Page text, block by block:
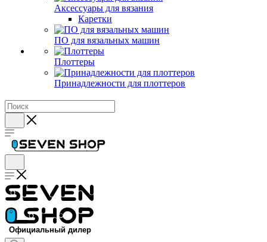
Аксессуары для вязания
Каретки
ПО для вязальных машин
Плоттеры
Принадлежности для плоттеров